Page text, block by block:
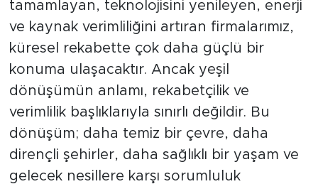
tamamlayan, teknolojisini yenileyen, enerji
ve kaynak verimliliğini artıran firmalarımız,
küresel rekabette çok daha güçlü bir
konuma ulaşacaktır. Ancak yeşil
dönüşümün anlamı, rekabetçilik ve
verimlilik başlıklarıyla sınırlı değildir. Bu
dönüşüm; daha temiz bir çevre, daha
dirençli şehirler, daha sağlıklı bir yaşam ve
gelecek nesillere karşı sorumluluk